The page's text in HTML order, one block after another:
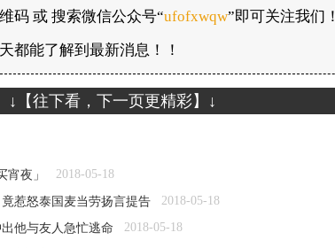
码 或 搜索微信公众号“ufofxwqw”即可关注我们！
都能了解到最新消息！！
↓【往下看，下一页更精彩】↓
宵夜」 2018-05-18
惹怒泰国麦当劳扬言提告 2018-05-18
他与友人急忙逃命 2018-05-18